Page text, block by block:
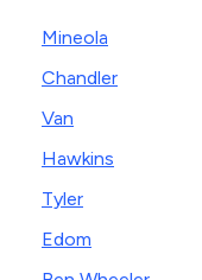
Mineola
Chandler
Van
Hawkins
Tyler
Edom